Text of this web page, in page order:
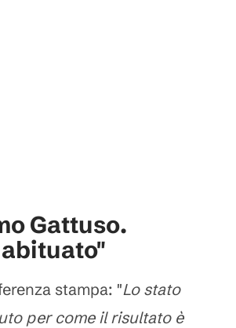
Gattuso.
stampa: "Lo stato
per come il risultato è